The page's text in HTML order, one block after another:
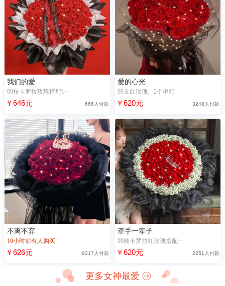
我们的爱
99枝卡罗拉玫瑰搭配1··
￥646元 666人付款
爱的心光
99支红玫瑰、2个串灯
￥620元 3248人付款
不离不弃
10小时前有人购买
￥626元 9217人付款
牵手一辈子
99枝卡罗拉红玫瑰搭配··
￥620元 2251人付款
更多女神最爱